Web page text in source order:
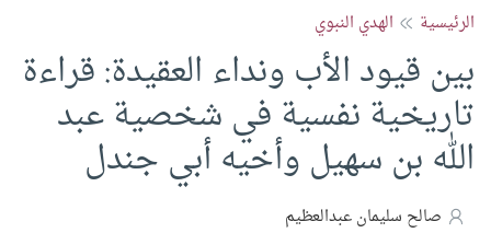
الرئيسية الهدي النبوي
بين قيود الأب ونداء العقيدة: قراءة
تاريخية نفسية في شخصية عبد
الله بن سهيل وأخيه أبي جندل
صالح سليمان عبدالعظيم